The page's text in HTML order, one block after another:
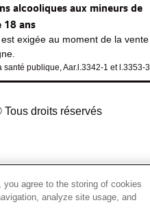
alcooliques aux mineurs de
18 ans
exigée au moment de la vente
santé publique, Aar.l.3342-1 et l.3353-3
Tous droits réservés
you agree to the storing of cookies
analyze site usage, and